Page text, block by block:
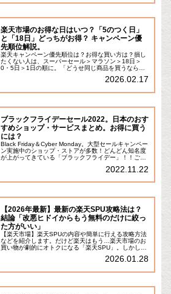
楽天市場のお得な日はいつ？「5のつく日」
と「18日」どっちがお得？ キャンペーン優
先順位解説。
楽天キャンペーン優先順位は？お得な買い方は？損し
たくない人は、スーパーセール＞マラソン＞18日＞
0・5日＞1日の順に。「どうせ同じ商品を買うなら、1
んとなく普段通りに買い物をしていませんか？も...
2026.02.17
ブラックフライデーセール2022。日本のおす
すめショップ・サービスまとめ。お得に買う
には？
Black Friday＆Cyber Monday。大型セールキャンペー
ン実施中のショップ・ストアが多数！どんどん知名度
が上がってきている「ブラックフライデー」！！ご存
2022.11.22
【2026年最新】最新の楽天SPU攻略法は？
結論「改悪ヒドイからもう無料のだけに絞っ
た方がいい」
【楽天市場】楽天SPUの内容や簡単に行える攻略方法
などを紹介します。だけど楽天はもう…楽天市場のお
買い物が劇的にオトクになる「楽天SPU」。しかし、
思います。そこで本記事では、楽天SPUの内...2026.01.28